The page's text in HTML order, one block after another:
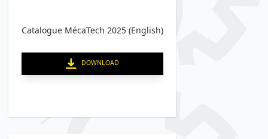
Catalogue MécaTech 2025 (English)
DOWNLOAD